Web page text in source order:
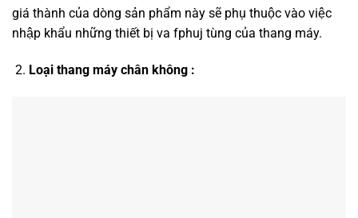
giá thành của dòng sản phẩm này sẽ phụ thuộc vào việc
nhập khẩu những thiết bị va fphuj tùng của thang máy.
Loại thang máy chân không :